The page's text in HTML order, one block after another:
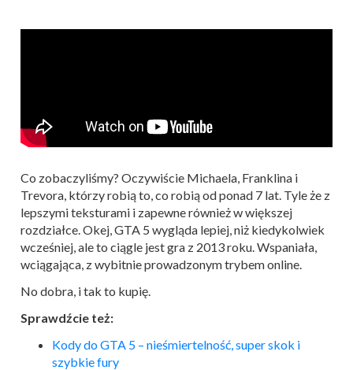
Co zobaczyliśmy? Oczywiście Michaela, Franklina i
Trevora, którzy robią to, co robią od ponad 7 lat. Tyle że z
lepszymi teksturami i zapewne również w większej
rozdziałce. Okej, GTA 5 wygląda lepiej, niż kiedykolwiek
wcześniej, ale to ciągle jest gra z 2013 roku. Wspaniała,
wciągająca, z wybitnie prowadzonym trybem online.
No dobra, i tak to kupię.
Sprawdźcie też:
Kody do GTA 5 – nieśmiertelność, super skok i
szybkie fury